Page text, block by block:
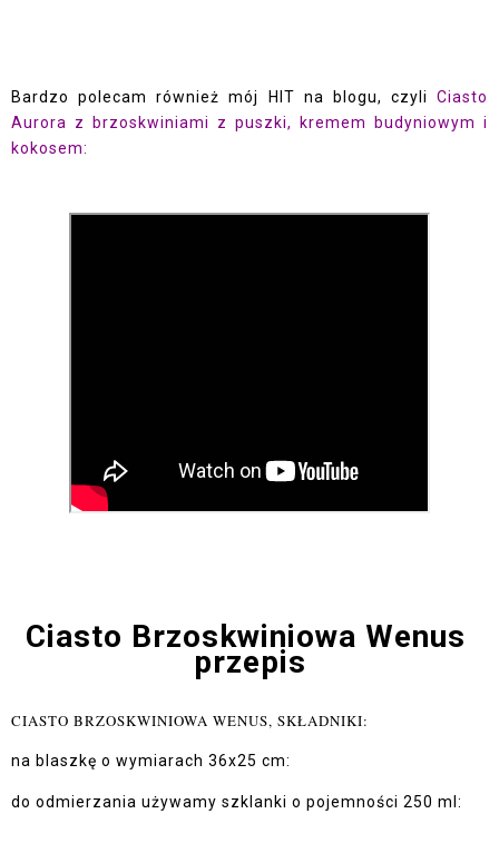
Bardzo polecam również mój HIT na blogu, czyli Ciasto
Aurora z brzoskwiniami z puszki, kremem budyniowym i
kokosem:
Ciasto Brzoskwiniowa Wenus
przepis
CIASTO BRZOSKWINIOWA WENUS, SKŁADNIKI:
na blaszkę o wymiarach 36x25 cm:
do odmierzania używamy szklanki o pojemności 250 ml: